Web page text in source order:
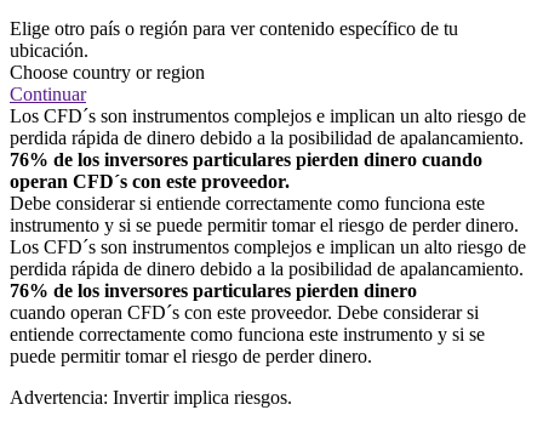
Elige otro país o región para ver contenido específico de tu
ubicación.
Choose country or region
Continuar
Los CFD´s son instrumentos complejos e implican un alto riesgo de
perdida rápida de dinero debido a la posibilidad de apalancamiento.
76% de los inversores particulares pierden dinero cuando
operan CFD´s con este proveedor.
Debe considerar si entiende correctamente como funciona este
instrumento y si se puede permitir tomar el riesgo de perder dinero.
Los CFD´s son instrumentos complejos e implican un alto riesgo de
perdida rápida de dinero debido a la posibilidad de apalancamiento.
76% de los inversores particulares pierden dinero
cuando operan CFD´s con este proveedor. Debe considerar si
entiende correctamente como funciona este instrumento y si se
puede permitir tomar el riesgo de perder dinero.
Advertencia: Invertir implica riesgos.